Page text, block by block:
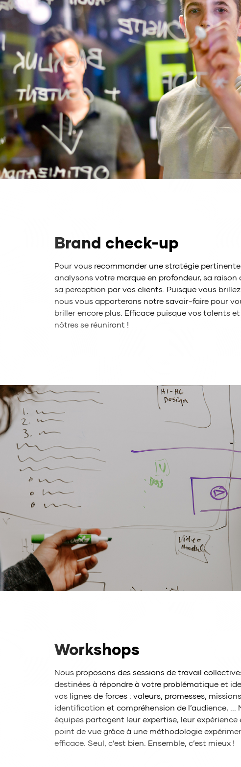
Brand check-up
Pour vous recommander une stratégie
analysons votre marque en profondeur, sa raison
sa perception par vos clients. Puisque vous
nous vous apporterons notre savoir-faire pour
briller encore plus. Efficace puisque vos talents et
nôtres se réuniront !
Workshops
Nous proposons des sessions de travail
destinées à répondre à votre problématique et
vos lignes de forces : valeurs, promesses,
identification et compréhension de l’audience, ...
équipes partagent leur expertise, leur expérience
point de vue grâce à une méthodologie
efficace. Seul, c’est bien. Ensemble, c’est mieux !